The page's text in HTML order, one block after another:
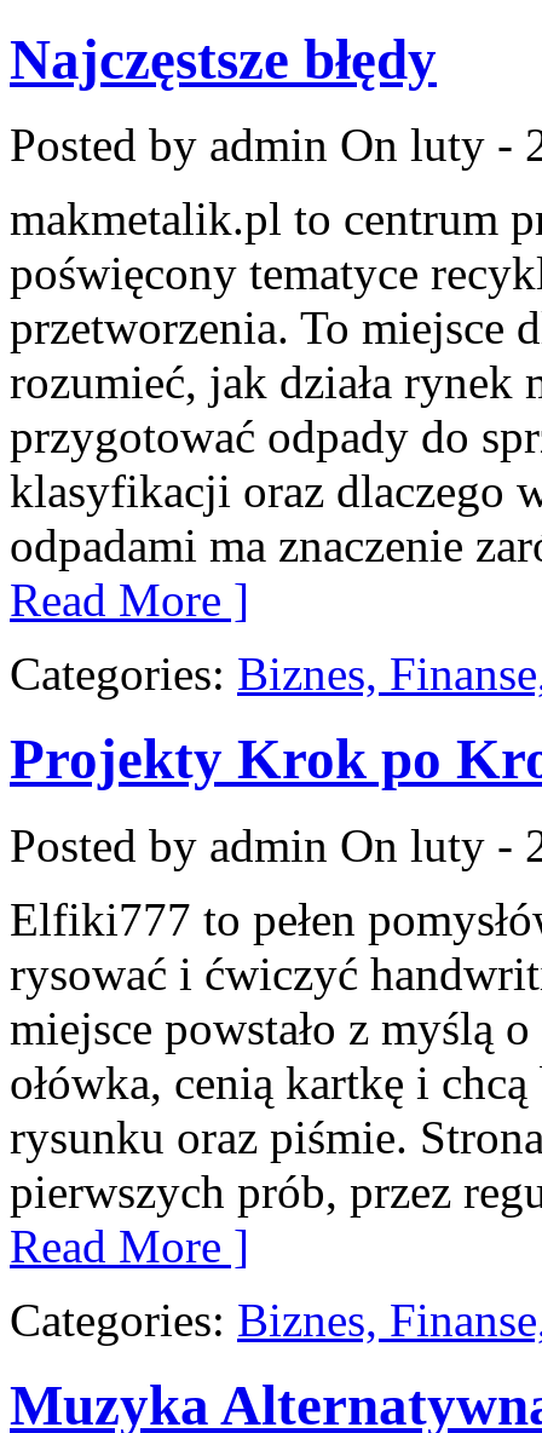
Najczęstsze błędy
Posted by admin On luty -
makmetalik.pl to centrum
poświęcony tematyce
przetworzenia. To miejsce
rozumieć, jak działa rynek
przygotować odpady do
klasyfikacji oraz dlaczego
odpadami ma znaczenie
Read More ]
Categories: Biznes,
Projekty Krok po
Posted by admin On luty -
Elfiki777 to pełen
rysować i ćwiczyć
miejsce powstało z myślą
ołówka, cenią kartkę i
rysunku oraz piśmie.
pierwszych prób, przez
Read More ]
Categories: Biznes,
Muzyka